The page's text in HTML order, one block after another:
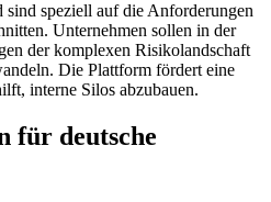
speziell auf die Anforderungen
Unternehmen sollen in der
der komplexen Risikolandschaft
Die Plattform fördert eine
interne Silos abzubauen.
für deutsche